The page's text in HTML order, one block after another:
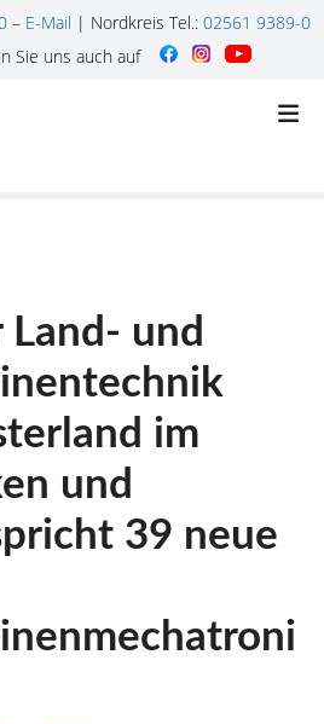
– E-Mail | Nordkreis Tel.: 02561 9389-0
Sie uns auch auf
Land- und
im
und
39 neue